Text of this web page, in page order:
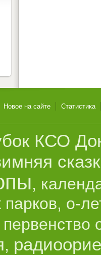
Новое на сайте Статистика
КСО
,
парков, о-
первенство
,